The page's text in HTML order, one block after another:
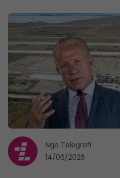
Nga Telegrafi
14/06/2026